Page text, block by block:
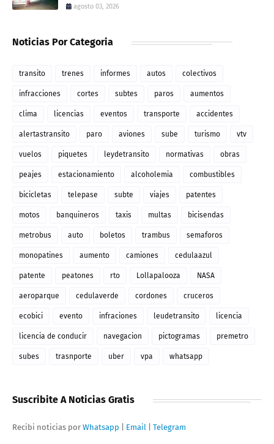
agosto 03, 2026
Noticias Por Categoria
transito trenes informes autos colectivos
infracciones cortes subtes paros aumentos
clima licencias eventos transporte accidentes
alertastransito paro aviones sube turismo vtv
vuelos piquetes leydetransito normativas obras
peajes estacionamiento alcoholemia combustibles
bicicletas telepase subte viajes patentes
motos banquineros taxis multas bicisendas
metrobus auto boletos trambus semaforos
monopatines aumento camiones cedulaazul
patente peatones rto Lollapalooza NASA
aeroparque cedulaverde cordones cruceros
ecobici evento infraciones leudetransito licencia
licencia de conducir navegacion pictogramas premetro
subes trasnporte uber vpa whatsapp
Suscribite A Noticias Gratis
Recibi noticias por Whatsapp Email Telegram